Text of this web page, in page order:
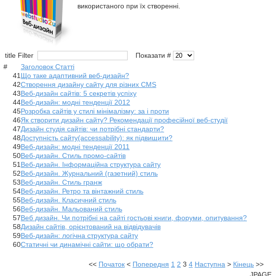
використаного при їх створенні.
title Filter
Показати #
#
Заголовок Статті
41 Що таке адаптивний веб-дизайн?
42Створення дизайну сайту для різних CMS
43Веб-дизайн сайтів: 5 секретів успіху
44Веб-дизайн: модні тенденції 2012
45Розробка сайтів у стилі мінімалізму: за і проти
46Як створити дизайн сайту? Рекомендації професійної веб-студії
47Дизайн студія сайтів: чи потрібні стандарти?
48Доступність сайту(accessability): як підвищити?
49Веб-дизайн: модні тенденції 2011
50Веб-дизайн. Стиль промо-сайтів
51 Веб-дизайн. Інформаційна структура сайту
52Веб-дизайн. Журнальний (газетний) стиль
53Веб-дизайн. Стиль гранж
54Веб-дизайн. Ретро та вінтажний стиль
55Веб-дизайн. Класичний стиль
56Веб-дизайн. Мальований стиль
57Веб дизайн. Чи потрібні на сайті гостьові книги, форуми, опитування?
58Дизайн сайтів, орієнтований на відвідувачів
59Веб-дизайн: логічна структура сайту
60Статичні чи динамічні сайти: що обрати?
<< Початок < Попередня 1 2 3 4 Наступна > Кінець >>